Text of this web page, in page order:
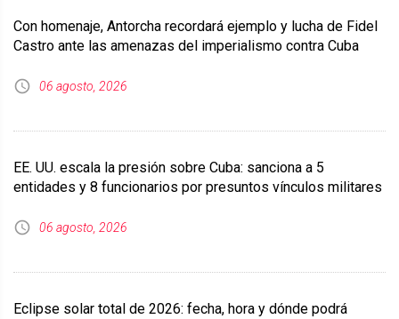
Con homenaje, Antorcha recordará ejemplo y lucha de Fidel
Castro ante las amenazas del imperialismo contra Cuba
06 agosto, 2026
EE. UU. escala la presión sobre Cuba: sanciona a 5
entidades y 8 funcionarios por presuntos vínculos militares
06 agosto, 2026
Eclipse solar total de 2026: fecha, hora y dónde podrá